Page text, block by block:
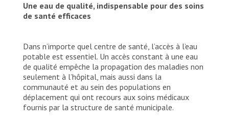
Une eau de qualité, indispensable pour des soins
de santé efficaces
Dans n’importe quel centre de santé, l’accès à l’eau
potable est essentiel. Un accès constant à une eau
de qualité empêche la propagation des maladies non
seulement à l’hôpital, mais aussi dans la
communauté et au sein des populations en
déplacement qui ont recours aux soins médicaux
fournis par la structure de santé municipale.